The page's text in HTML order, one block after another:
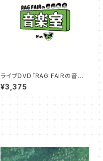
ライブDVD「RAG FAIRの音楽
室その6」25%オフSALE
¥3,375